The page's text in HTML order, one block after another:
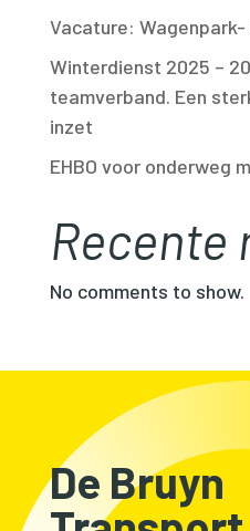
Vacature:
Winterdienst 2025 –
teamverband. Een
inzet
EHBO voor onderweg
Recente
No comments to show.
De Bruyn